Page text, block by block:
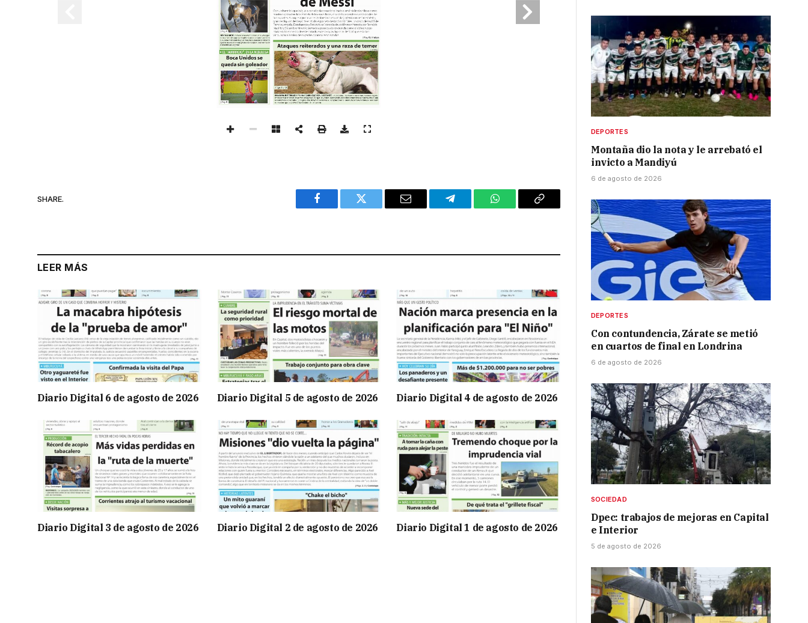
SHARE.
Facebook Twitter Email Telegram WhatsAppCopy
LEER MÁS
Diario Digital 6 de agosto de 2026 Diario Digital 5 de agosto de 2026 Diario Digital 4 de agosto de 2026
Diario Digital 3 de agosto de 2026 Diario Digital 2 de agosto de 2026 Diario Digital 1 de agosto de 2026
DEPORTES
Montaña dio la nota y le arrebató el
invicto a Mandiyú
6 de agosto de 2026
DEPORTES
Con contundencia, Zárate se metió
en cuartos de final en Londrina
6 de agosto de 2026
SOCIEDAD
Dpec: trabajos de mejoras en Capital
e Interior
5 de agosto de 2026